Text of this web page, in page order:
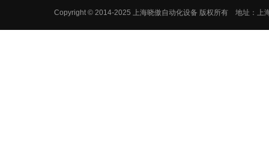
Copyright © 2014-2025 上海晓傲自动化设备 版权所有 地址：